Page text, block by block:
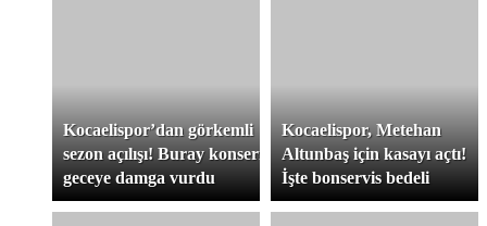
Kocaelispor’dan görkemli
sezon açılışı! Buray konseri
geceye damga vurdu
Kocaelispor, Metehan
Altunbaş için kasayı açtı!
İşte bonservis bedeli